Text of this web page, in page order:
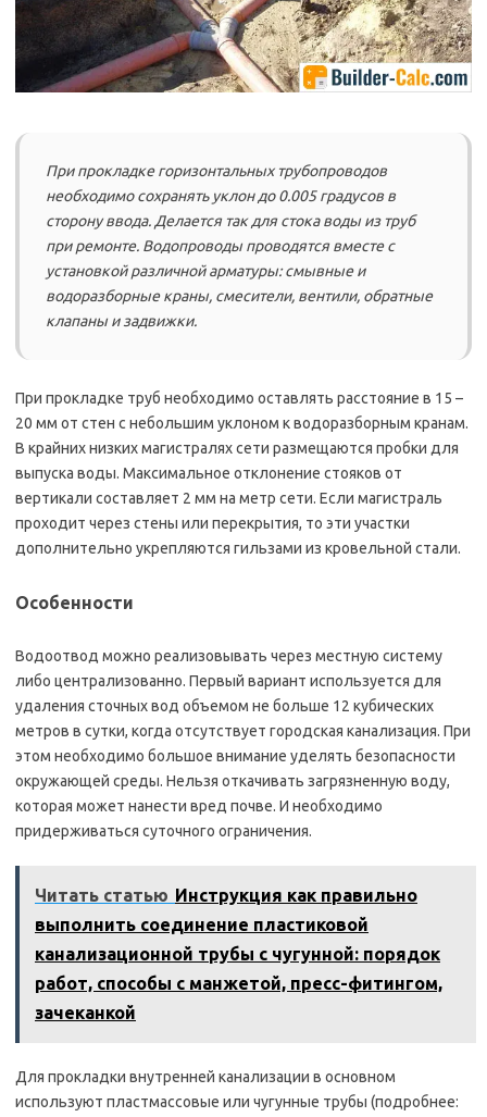
При прокладке горизонтальных трубопроводов
необходимо сохранять уклон до 0.005 градусов в
сторону ввода. Делается так для стока воды из труб
при ремонте. Водопроводы проводятся вместе с
установкой различной арматуры: смывные и
водоразборные краны, смесители, вентили, обратные
клапаны и задвижки.
При прокладке труб необходимо оставлять расстояние в 15 –
20 мм от стен с небольшим уклоном к водоразборным кранам.
В крайних низких магистралях сети размещаются пробки для
выпуска воды. Максимальное отклонение стояков от
вертикали составляет 2 мм на метр сети. Если магистраль
проходит через стены или перекрытия, то эти участки
дополнительно укрепляются гильзами из кровельной стали.
Особенности
Водоотвод можно реализовывать через местную систему
либо централизованно. Первый вариант используется для
удаления сточных вод объемом не больше 12 кубических
метров в сутки, когда отсутствует городская канализация. При
этом необходимо большое внимание уделять безопасности
окружающей среды. Нельзя откачивать загрязненную воду,
которая может нанести вред почве. И необходимо
придерживаться суточного ограничения.
Читать статью Инструкция как правильно
выполнить соединение пластиковой
канализационной трубы с чугунной: порядок
работ, способы с манжетой, пресс-фитингом,
зачеканкой
Для прокладки внутренней канализации в основном
используют пластмассовые или чугунные трубы (подробнее: